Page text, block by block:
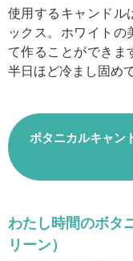
使用するキャンドル
ックス。ホワイトの
て作ることができま
半日ほど冷まし固め
ボタニカルキャン
わたし時間のボタ
リーン）